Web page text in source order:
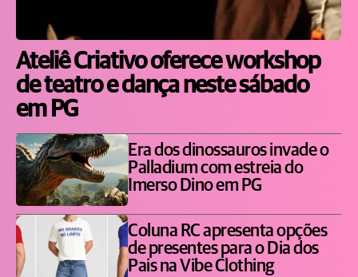
Ateliê Criativo oferece workshop
de teatro e dança neste sábado
em PG
Era dos dinossauros invade o
Palladium com estreia do
Imerso Dino em PG
Coluna RC apresenta opções
de presentes para o Dia dos
Pais na Vibe Clothing